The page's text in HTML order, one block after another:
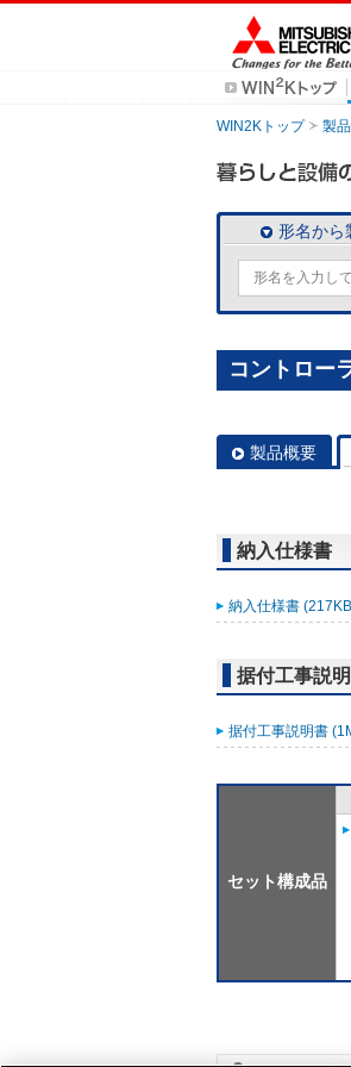
WIN2Kトップ 製
形名から
コントロー
製品概要
納入仕様書
納入仕様書
据付工事説
据付工事説明書
セット構成品